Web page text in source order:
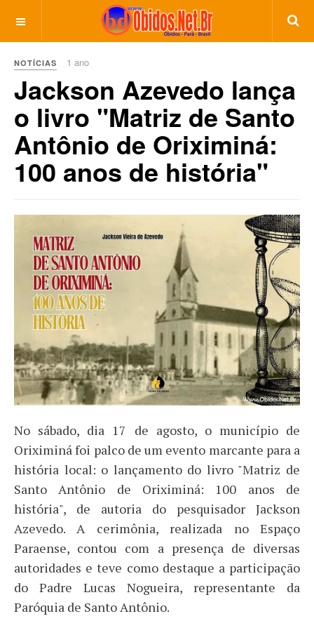
NOTÍCIAS 1 ano
Jackson Azevedo lança
o livro "Matriz de Santo
Antônio de Oriximiná:
100 anos de história"
No sábado, dia 17 de agosto, o município de
Oriximiná foi palco de um evento marcante para a
história local: o lançamento do livro "Matriz de
Santo Antônio de Oriximiná: 100 anos de
história", de autoria do pesquisador Jackson
Azevedo. A cerimônia, realizada no Espaço
Paraense, contou com a presença de diversas
autoridades e teve como destaque a participação
do Padre Lucas Nogueira, representante da
Paróquia de Santo Antônio.